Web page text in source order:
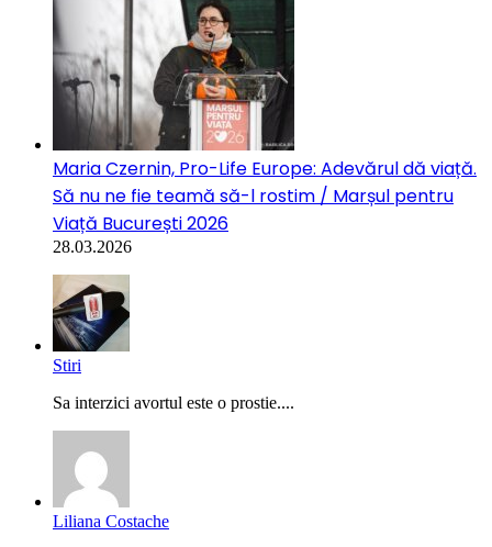
Maria Czernin, Pro-Life Europe: Adevărul dă viață.
Să nu ne fie teamă să-l rostim / Marșul pentru
Viață București 2026
28.03.2026
Stiri
Sa interzici avortul este o prostie....
Liliana Costache